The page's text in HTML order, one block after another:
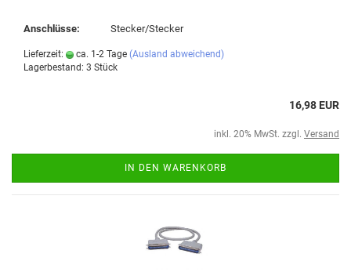
Anschlüsse: Stecker/Stecker
Lieferzeit: ca. 1-2 Tage (Ausland abweichend)
Lagerbestand: 3 Stück
16,98 EUR
inkl. 20% MwSt. zzgl. Versand
IN DEN WARENKORB